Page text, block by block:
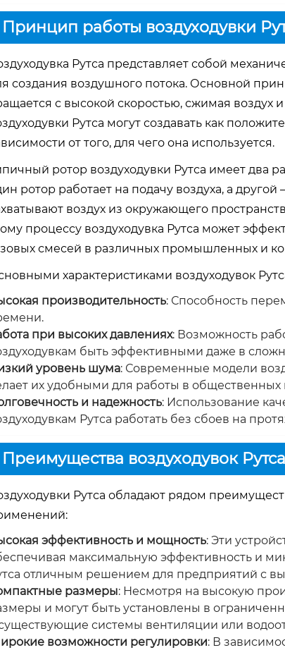
Принцип работы воздуходувки
Рутса представляет собой
создания воздушного потока. Основной
с высокой скоростью, сжимая воздух
Рутса могут создавать как
от того, для чего она используется.
ротор воздуходувки Рутса имеет два
ротор работает на подачу воздуха, а
воздух из окружающего
процессу воздуходувка Рутса может
смесей в различных промышленных и
характеристиками воздуходувок
производительность: Способность
при высоких давлениях: Возможность
быть эффективными даже в
уровень шума: Современные модели
их удобными для работы в
и надежность: Использование
Рутса работать без сбоев на
Преимущества воздуходувок Рутса
Рутса обладают рядом
эффективность и мощность: Эти
максимальную эффективность и
отличным решением для предприятий с
размеры: Несмотря на высокую
и могут быть установлены в
системы вентиляции или
возможности регулировки: В